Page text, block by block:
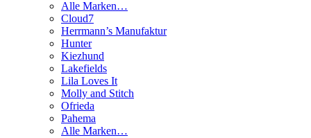
Alle Marken…
Cloud7
Herrmann’s Manufaktur
Hunter
Kiezhund
Lakefields
Lila Loves It
Molly and Stitch
Ofrieda
Pahema
Alle Marken…